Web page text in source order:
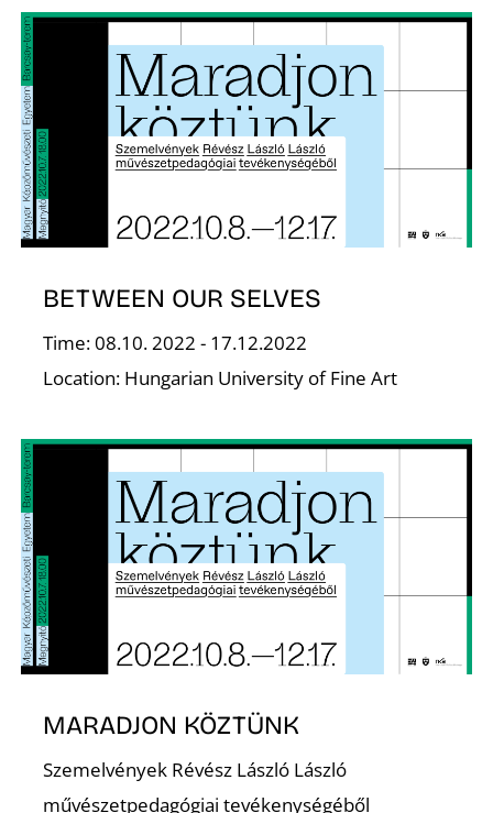
BETWEEN OUR SELVES
Time: 08.10. 2022 - 17.12.2022
Location: Hungarian University of Fine Art
MARADJON KÖZTÜNK
Szemelvények Révész László László
művészetpedagógiai tevékenységéből